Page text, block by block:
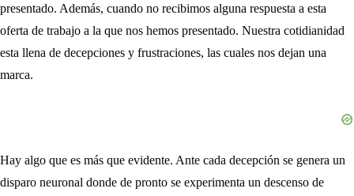
presentado. Además, cuando no recibimos alguna respuesta a esta
oferta de trabajo a la que nos hemos presentado. Nuestra cotidianidad
esta llena de decepciones y frustraciones, las cuales nos dejan una
marca.
Hay algo que es más que evidente. Ante cada decepción se genera un
disparo neuronal donde de pronto se experimenta un descenso de